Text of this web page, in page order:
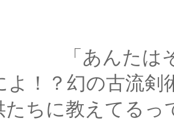
はそう言う
よ！？幻の古流
たちに教えてるっ